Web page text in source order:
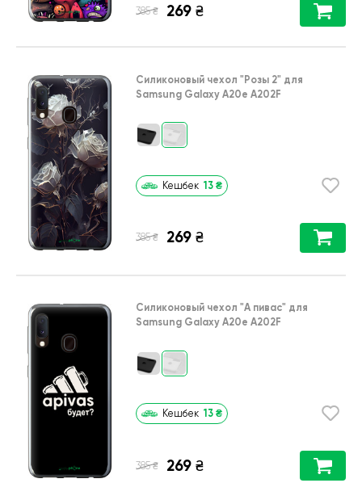
385 ₴ 269 ₴
Силиконовый чехол "Розы 2" для
Samsung Galaxy A20e A202F
Кешбек 13 ₴
385 ₴ 269 ₴
Силиконовый чехол "А пивас" для
Samsung Galaxy A20e A202F
Кешбек 13 ₴
385 ₴ 269 ₴